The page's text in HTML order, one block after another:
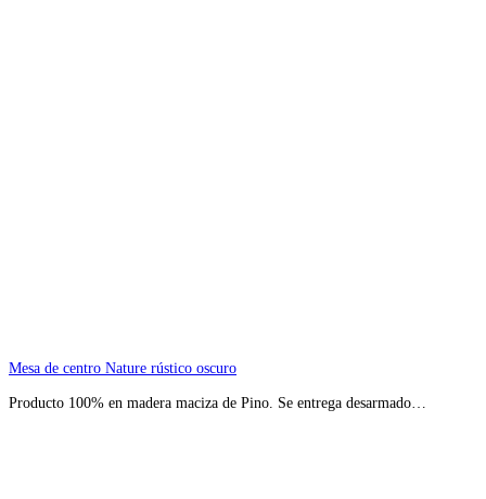
Mesa de centro Nature rústico oscuro
Producto 100% en madera maciza de Pino. Se entrega desarmado…